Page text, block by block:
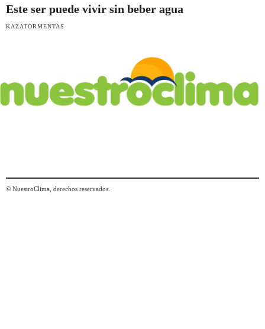
Este ser puede vivir sin beber agua
KAZATORMENTAS
© NuestroClima, derechos reservados.